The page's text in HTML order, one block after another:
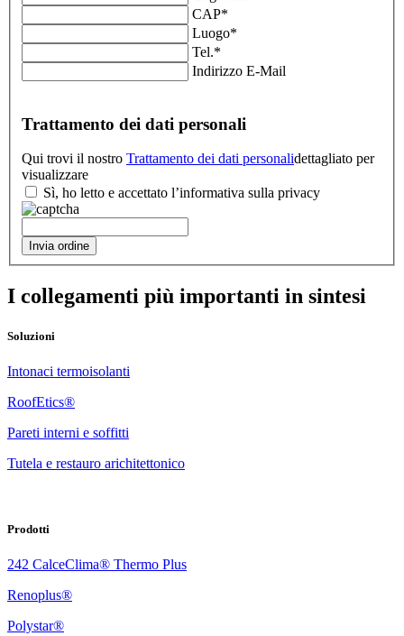
CAP*
Luogo*
Tel.*
Indirizzo E-Mail
Trattamento dei dati personali
Qui trovi il nostro Trattamento dei dati personalidettagliato per
visualizzare
Sì, ho letto e accettato l’informativa sulla privacy
I collegamenti più importanti in sintesi
Soluzioni
Intonaci termoisolanti
RoofEtics®
Pareti interni e soffitti
Tutela e restauro arichitettonico
Prodotti
242 CalceClima® Thermo Plus
Renoplus®
Polystar®